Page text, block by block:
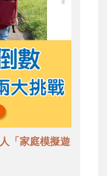
「家庭模擬遊